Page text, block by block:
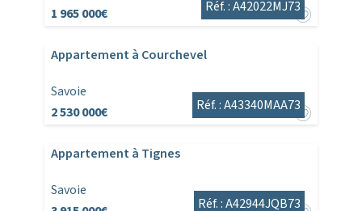
1 965 000€
Réf. : A42022MJ73
Appartement à Courchevel
Savoie
2 530 000€
Réf. : A43340MAA73
Appartement à Tignes
Savoie
Réf. : A42944JQB73